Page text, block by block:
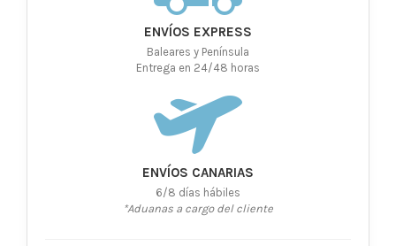
ENVÍOS EXPRESS
Baleares y Península
Entrega en 24/48 horas
ENVÍOS CANARIAS
6/8 días hábiles
*Aduanas a cargo del cliente